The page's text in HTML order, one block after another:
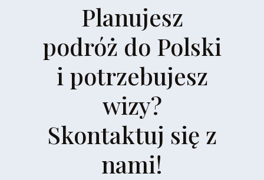
Planujesz
podróż do Polski
i potrzebujesz
wizy?
Skontaktuj się z
nami!